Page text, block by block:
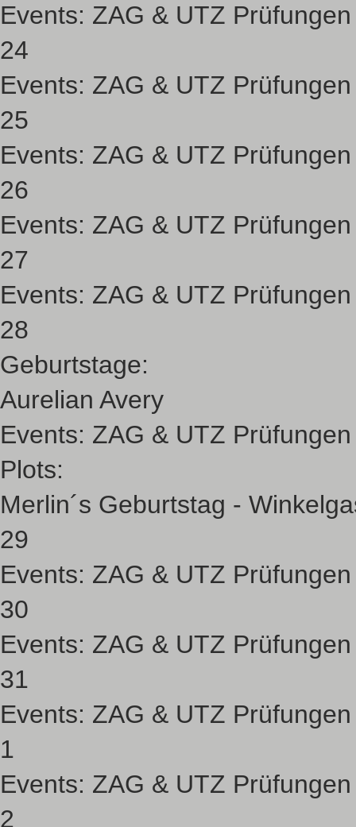
Events: ZAG & UTZ Prüfungen
24
Events: ZAG & UTZ Prüfungen
25
Events: ZAG & UTZ Prüfungen
26
Events: ZAG & UTZ Prüfungen
27
Events: ZAG & UTZ Prüfungen
28
Geburtstage:
Aurelian Avery
Events: ZAG & UTZ Prüfungen
Plots:
Merlin´s Geburtstag -
29
Events: ZAG & UTZ Prüfungen
30
Events: ZAG & UTZ Prüfungen
31
Events: ZAG & UTZ Prüfungen
1
Events: ZAG & UTZ Prüfungen
2